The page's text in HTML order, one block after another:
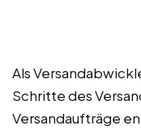
Als
Schritte des
Versandaufträge